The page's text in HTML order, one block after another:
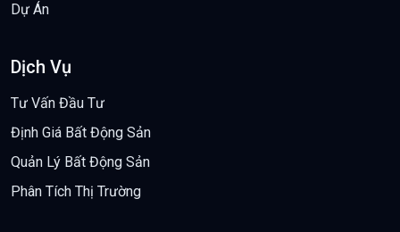
Dự Án
Dịch Vụ
Tư Vấn Đầu Tư
Định Giá Bất Động Sản
Quản Lý Bất Động Sản
Phân Tích Thị Trường